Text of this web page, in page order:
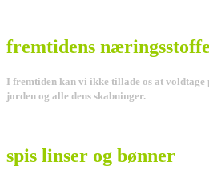
fremtidens
I fremtiden kan vi ikke tillade os at
jorden og alle dens skabninger.
spis linser og bønner